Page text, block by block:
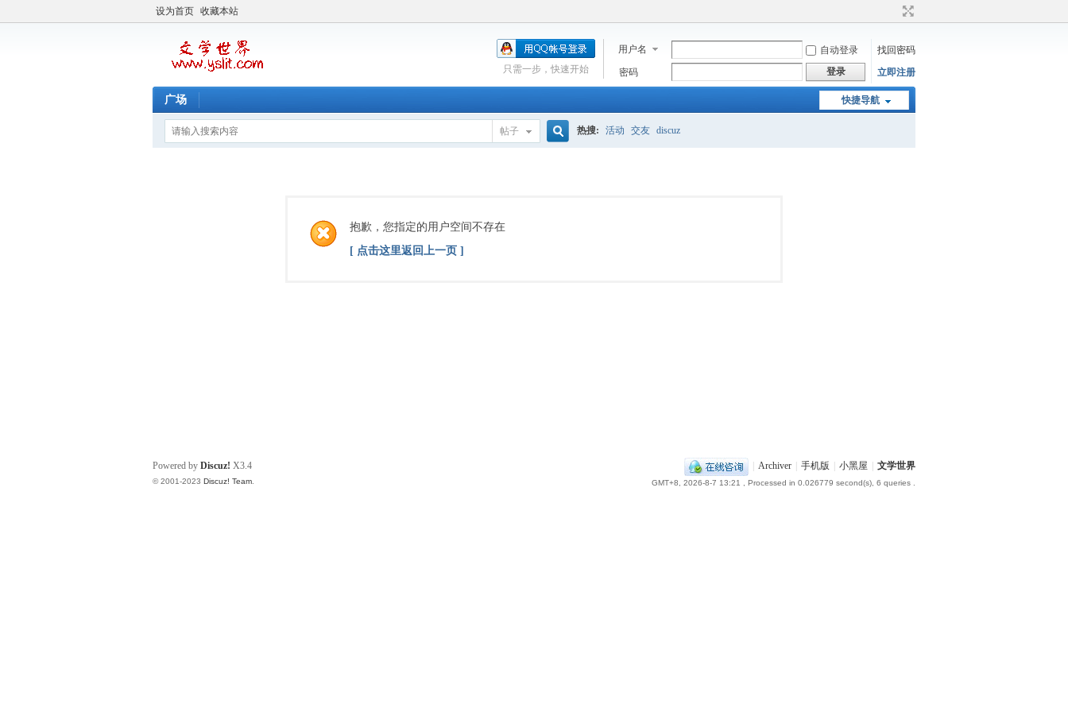
设为首页 收藏本站
用户名 自动登录
找回密码
密码
登录 立即注册
只需一步，快速开始
快捷导航
广场
帖子 热搜: 活动 交友 discuz
抱歉，您指定的用户空间不存在
[ 点击这里返回上一页 ]
Archiver 手机版 小黑屋 文学世界
GMT+8, 2026-8-7 13:21 , Processed in 0.026779 second(s), 6 queries .
Powered by Discuz! X3.4
© 2001-2023 Discuz! Team